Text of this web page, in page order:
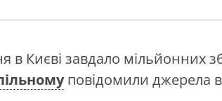
в Києві завдало мільйонних
повідомили джерела